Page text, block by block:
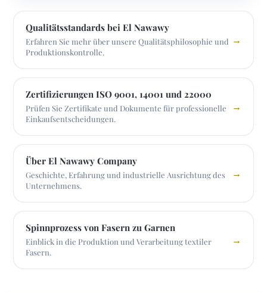
Qualitätsstandards bei El Nawawy
Erfahren Sie mehr über unsere Qualitätsphilosophie und
Produktionskontrolle.
→
Zertifizierungen ISO 9001, 14001 und 22000
Prüfen Sie Zertifikate und Dokumente für professionelle
Einkaufsentscheidungen.
→
Über El Nawawy Company
Geschichte, Erfahrung und industrielle Ausrichtung des
Unternehmens.
→
Spinnprozess von Fasern zu Garnen
Einblick in die Produktion und Verarbeitung textiler
Fasern.
→